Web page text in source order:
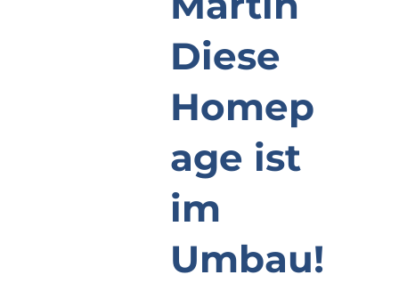
Diese
Homep
age ist
im
Umbau!